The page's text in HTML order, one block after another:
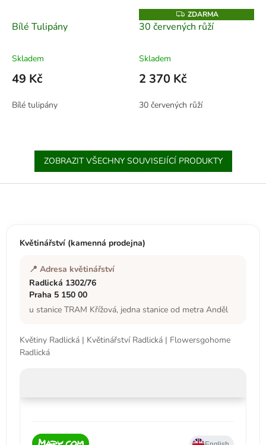
Bílé Tulipány
Skladem
49 Kč
Bílé tulipány
Z
D
A
ZDARMA
30 červených růží
Skladem
2 370 Kč
30 červených růží
ZOBRAZIT VŠECHNY SOUVISEJÍCÍ PRODUKTY
Z
Květinářství (kamenná prodejna)
📍 Adresa květinářství
Radlická 1302/76
Praha 5 150 00
u stanice TRAM Křížová, jedna stanice od metra Anděl
Květiny Radlická | Květinářství Radlická | Flowersgohome
Radlická